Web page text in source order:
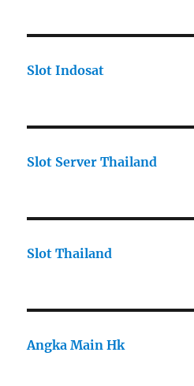
Slot Indosat
Slot Server Thailand
Slot Thailand
Angka Main Hk